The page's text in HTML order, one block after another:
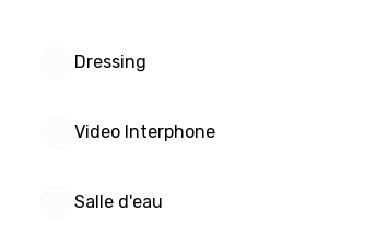
Dressing
Video Interphone
Salle d'eau